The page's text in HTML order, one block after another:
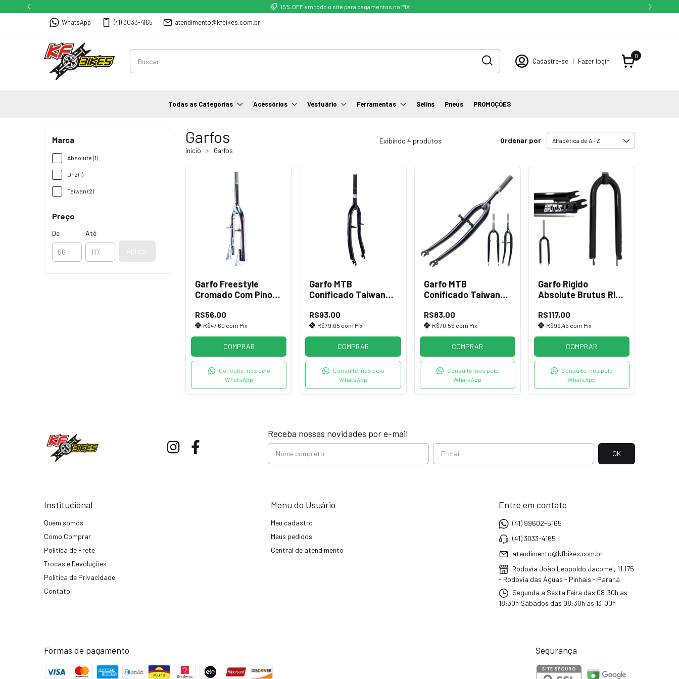
15% OFF em todo o site para pagamentos no PIX
WhatsApp (41) 3033-4165 atendimento@kfbikes.com.br
Cadastre-se | Fazer login
0
Todas as Categorias Acessórios Vestuário Ferramentas Selins Pneus PROMOÇÕES
Marca
Absolute (1)
Dnz (1)
Taiwan (2)
Preço
De Até
Aplicar
Garfos
Início Garfos
Exibindo 4 produtos Ordenar por
Garfo Freestyle
Cromado Com Pino
R$56,00
R$47,60 com Pix
COMPRAR
Consulte-nos pelo
WhatsApp
Garfo MTB
Conificado Taiwan
R$93,00
R$79,05 com Pix
COMPRAR
Consulte-nos pelo
WhatsApp
Garfo MTB
Conificado Taiwan
R$83,00
R$70,55 com Pix
COMPRAR
Consulte-nos pelo
WhatsApp
Garfo Rígido
Absolute Brutus Rl
29
R$117,00
R$99,45 com Pix
COMPRAR
Consulte-nos pelo
WhatsApp
Receba nossas novidades por e-mail
Institucional
Quem somos
Como Comprar
Política de Frete
Trocas e Devoluções
Política de Privacidade
Contato
Menu do Usuário
Meu cadastro
Meus pedidos
Central de atendimento
Entre em contato
(41) 99602-5165
(41) 3033-4165
atendimento@kfbikes.com.br
Rodovia João Leopoldo Jacomel, 11.175
- Rodovia das Águas - Pinhais - Paraná
Segunda a Sexta Feira das 08:30h as
18:30h Sábados das 08:30h as 13:00h
Formas de pagamento Segurança